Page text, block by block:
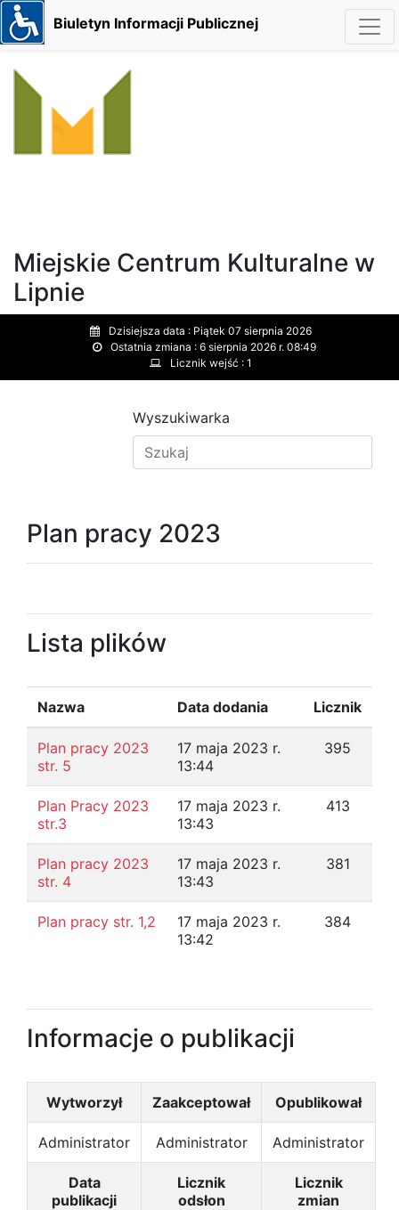
Biuletyn Informacji Publicznej
Miejskie Centrum Kulturalne w
Lipnie
Dzisiejsza data : Piątek 07 sierpnia 2026
Ostatnia zmiana : 6 sierpnia 2026 r. 08:49
Licznik wejść : 1
Wyszukiwarka
Plan pracy 2023
Lista plików
Nazwa Data dodania Licznik
Plan pracy 2023
str. 5
17 maja 2023 r.
13:44
395
Plan Pracy 2023
str.3
17 maja 2023 r.
13:43
413
Plan pracy 2023
str. 4
17 maja 2023 r.
13:43
381
Plan pracy str. 1,2
17 maja 2023 r.
13:42
384
Informacje o publikacji
Wytworzył Zaakceptował Opublikował
Administrator Administrator Administrator
Data
publikacji
Licznik
odsłon
Licznik
zmian